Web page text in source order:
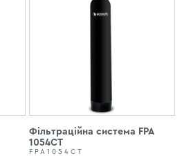
Фільтраційна система FPA
1054CT
FPA1054CT